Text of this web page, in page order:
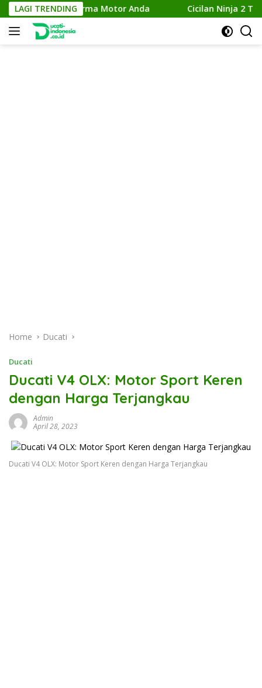
Skip
to
content
LAGI TRENDING
Performa Motor Anda Cicilan Ninja 2 Tak:
Home Ducati
Ducati
Ducati V4 OLX: Motor Sport Keren
dengan Harga Terjangkau
Admin
April 28, 2023
Ducati V4 OLX: Motor Sport Keren dengan Harga Terjangkau